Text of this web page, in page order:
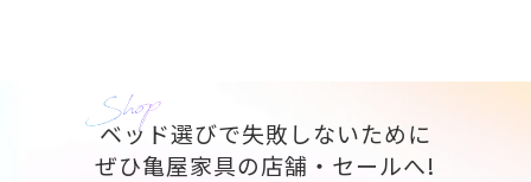
ベッド選びで失敗しないために
ぜひ亀屋家具の店舗・セールへ!